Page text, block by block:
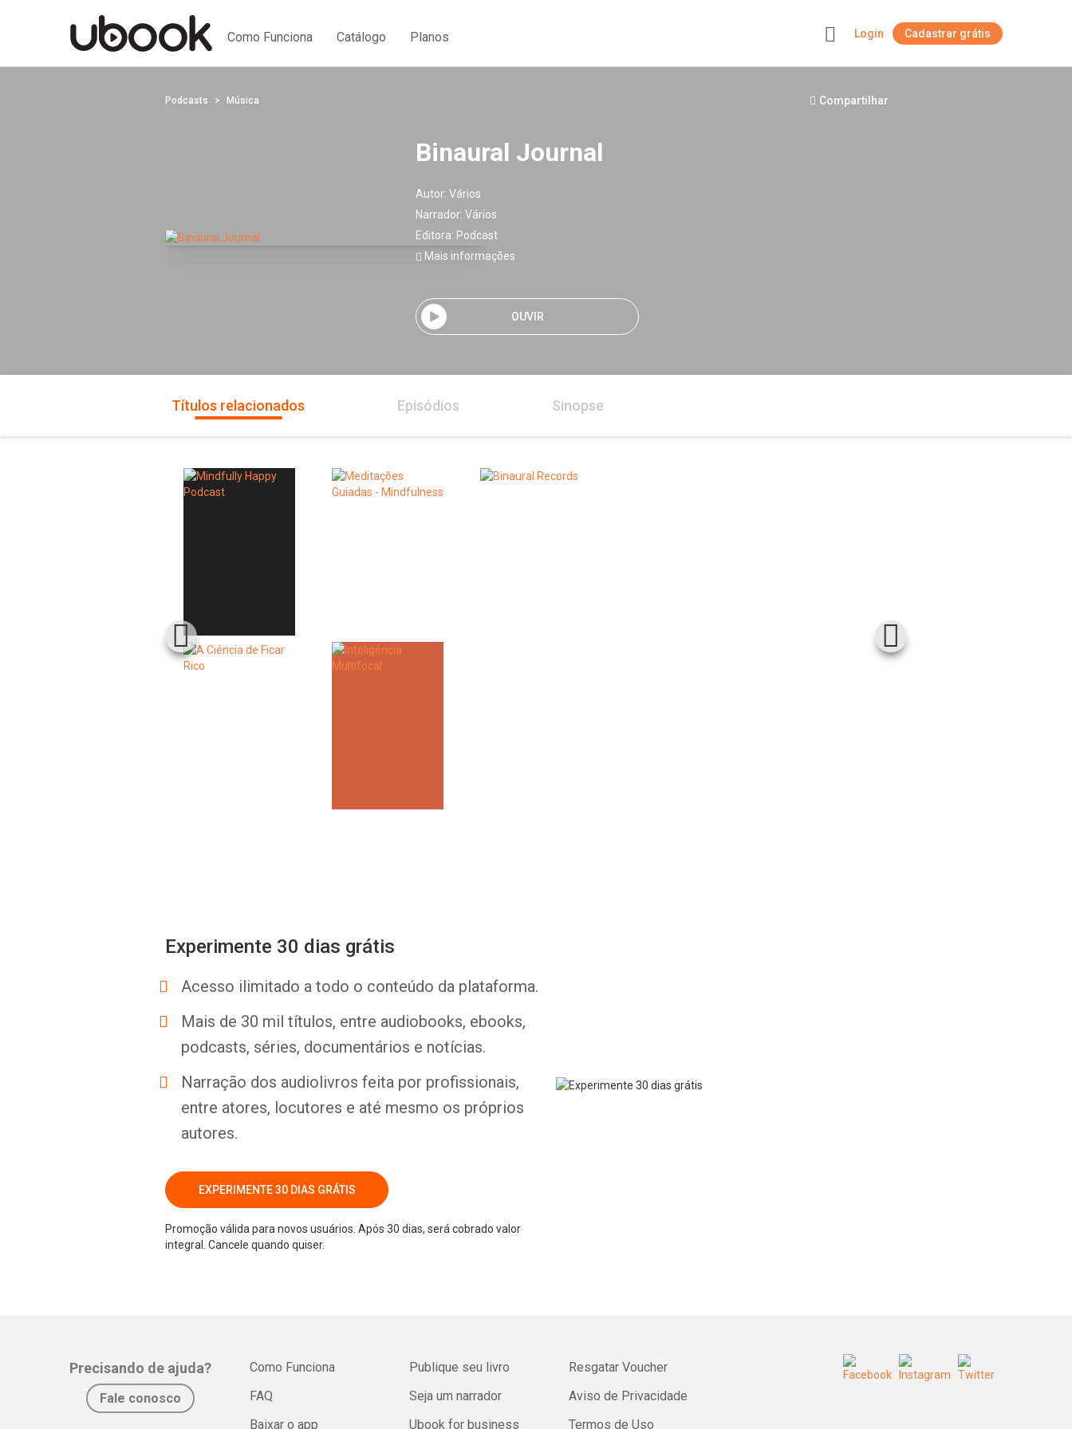
Como Funciona Catálogo Planos Login Cadastrar grátis
Podcasts Música Compartilhar
Binaural Journal
Autor: Vários
Narrador: Vários
Editora: Podcast
Mais informações
OUVIR
Títulos relacionados Episódios Sinopse
Experimente 30 dias grátis
Acesso ilimitado a todo o conteúdo da plataforma.
Mais de 30 mil títulos, entre audiobooks, ebooks,
podcasts, séries, documentários e notícias.
Narração dos audiolivros feita por profissionais,
entre atores, locutores e até mesmo os próprios
autores.
EXPERIMENTE 30 DIAS GRÁTIS
Promoção válida para novos usuários. Após 30 dias, será cobrado valor
integral. Cancele quando quiser.
Precisando de ajuda?
Fale conosco
Como Funciona
FAQ
Baixar o app
Publique seu livro
Seja um narrador
Ubook for business
Resgatar Voucher
Aviso de Privacidade
Termos de Uso